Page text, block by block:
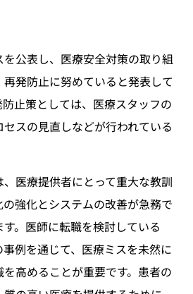
公表し、医療安全対策の取り組
発防止に努めていると発表して
止策としては、医療スタッフの
スの見直しなどが行われている
医療提供者にとって重大な教訓
強化とシステムの改善が急務で
。医師に転職を検討している
例を通じて、医療ミスを未然に
高めることが重要です。患者の